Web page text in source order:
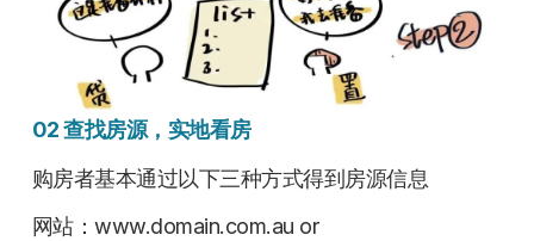
02 查找房源，实地看房
购房者基本通过以下三种方式得到房源信息
网站：www.domain.com.au or